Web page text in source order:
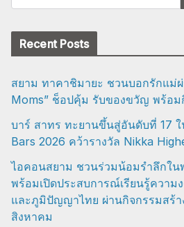
Recent Posts
สยาม ทาคาชิมายะ ชวนบอกรักแม่
Moms” ช็อปคุ้ม รับของขวัญ พร้อ
บาร์ สาทร ทะยานขึ้นสู่อันดับที่ 17 ใ
Bars 2026 คว้ารางวัล Nikka
ไอคอนสยาม ชวนร่วมน้อมรำลึกใ
พร้อมเปิดประสบการณ์เรียนรู้ความ
และภูมิปัญญาไทย ผ่านกิจกรรมสร้า
สิงหาคม